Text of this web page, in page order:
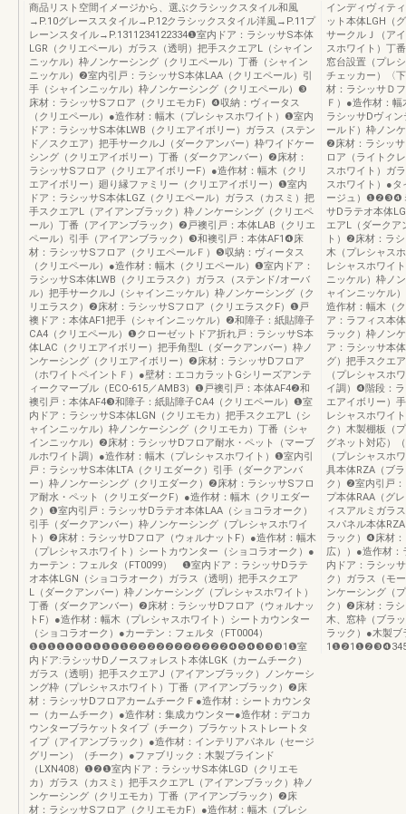
商品リスト空間イメージから、選ぶクラシックスタイル和風
→P.10グレーススタイル→P.12クラシックスタイル洋風→P.11プ
レーンスタイル→P.1311234122334❶室内ドア：ラシッサS本体
LGR（クリエペール）ガラス（透明）把手スクエアL（シャイン
ニッケル）枠ノンケーシング（クリエペール）丁番（シャイン
ニッケル）❷室内引戸：ラシッサS本体LAA（クリエペール）引
手（シャインニッケル）枠ノンケーシング（クリエペール）❸
床材：ラシッサSフロア（クリエモカF）❹収納：ヴィータス
（クリエペール）●造作材：幅木（プレシャスホワイト）❶室内
ドア：ラシッサS本体LWB（クリエアイボリー）ガラス（ステン
ド／スクエア）把手サークルJ（ダークアンバー）枠ワイドケー
シング（クリエアイボリー）丁番（ダークアンバー）❷床材：
ラシッサSフロア（クリエアイボリーF）●造作材：幅木（クリ
エアイボリー）廻り縁ファミリー（クリエアイボリー）❶室内
ドア：ラシッサS本体LGZ（クリエペール）ガラス（カスミ）把
手スクエアL（アイアンブラック）枠ノンケーシング（クリエペ
ール）丁番（アイアンブラック）❷戸襖引戸：本体LAB（クリエ
ペール）引手（アイアンブラック）❸和襖引戸：本体AF1❹床
材：ラシッサSフロア（クリエペールＦ）❺収納：ヴィータス
（クリエペール）●造作材：幅木（クリエペール）❶室内ドア：
ラシッサS本体LWB（クリエラスク）ガラス（ステンド/オーバ
ル）把手サークルJ（シャインニッケル）枠ノンケーシング（ク
リエラスク）❷床材：ラシッサSフロア（クリエラスクF）❶戸
襖ドア：本体AF1把手（シャインニッケル）❷和障子：紙貼障子
CA4（クリエペール）❶クローゼットドア折れ戸：ラシッサS本
体LAC（クリエアイボリー）把手角型L（ダークアンバー）枠ノ
ンケーシング（クリエアイボリー）❷床材：ラシッサDフロア
（ホワイトペイントＦ）●壁材：エコカラットGシリーズアンテ
ィークマーブル（ECO-615／AMB3）❶戸襖引戸：本体AF4❷和
襖引戸：本体AF4❸和障子：紙貼障子CA4（クリエペール）❶室
内ドア：ラシッサS本体LGN（クリエモカ）把手スクエアL（シ
ャインニッケル）枠ノンケーシング（クリエモカ）丁番（シャ
インニッケル）❷床材：ラシッサDフロア耐水・ペット（マーブ
ルホワイト調）●造作材：幅木（プレシャスホワイト）❶室内引
戸：ラシッサS本体LTA（クリエダーク）引手（ダークアンバ
ー）枠ノンケーシング（クリエダーク）❷床材：ラシッサSフロ
ア耐水・ペット（クリエダークF）●造作材：幅木（クリエダー
ク）❶室内引戸：ラシッサDラテオ本体LAA（ショコラオーク）
引手（ダークアンバー）枠ノンケーシング（プレシャスホワイ
ト）❷床材：ラシッサDフロア（ウォルナットF）●造作材：幅木
（プレシャスホワイト）シートカウンター（ショコラオーク）●
カーテン：フェルタ（FT0099） ❶室内ドア：ラシッサDラテ
オ本体LGN（ショコラオーク）ガラス（透明）把手スクエア
L（ダークアンバー）枠ノンケーシング（プレシャスホワイト）
丁番（ダークアンバー）❷床材：ラシッサDフロア（ウォルナッ
トF）●造作材：幅木（プレシャスホワイト）シートカウンター
（ショコラオーク）●カーテン：フェルタ（FT0004）
❶❶❶❶❶❶❶❶❶❶❶❷❷❷❷❷❷❷❷❷❷❷❹❺❹❸❸❸1❶室
内ドア:ラシッサDノースフォレスト本体LGK（カームチーク）
ガラス（透明）把手スクエアJ（アイアンブラック）ノンケーシ
ング枠（プレシャスホワイト）丁番（アイアンブラック）❷床
材：ラシッサDフロアカームチークＦ●造作材：シートカウンタ
ー（カームチーク）●造作材：集成カウンター●造作材：デコカ
ウンターブラケットタイプ（チーク）ブラケットストレートタ
イプ（アイアンブラック）●造作材：インテリアパネル（セージ
グリーン）（チーク）●ファブリック：木製ブラインド
（LXN408）❶❷❶室内ドア：ラシッサS本体LGD（クリエモ
カ）ガラス（カスミ）把手スクエアL（アイアンブラック）枠ノ
ンケーシング（クリエモカ）丁番（アイアンブラック）❷床
材：ラシッサSフロア（クリエモカF）●造作材：幅木（プレシ
インディヴィテ
ット本体LGH（
サークルＪ（ア
スホワイト）丁
窓台設置（プレ
チェッカー）〈
材：ラシッサＤ
Ｆ）●造作材：
ラシッサDヴィ
ールド）枠ノン
❷床材：ラシッ
ロア（ライトク
スホワイト）ガ
スホワイト）●タ
ージュ）❶❷❸❹
サDラテオ本体
エアL（ダークア
ト）❷床材：ラ
木（プレシャス
レシャスホワイ
ニッケル）枠ノ
ャインニッケル
造作材：幅木
ア：ラフィス本
ラック）枠ノン
ア：ラシッサ本
グ）把手スクエ
（プレシャスホ
イ調）❹階段：
エアイボリー）
レシャスホワイ
ク）木製棚板（
グネット対応）
（プレシャスホ
具本体RZA（ブ
ク）❷室内引戸
プ本体RAA（グ
ィスアルミガラ
スパネル本体
ラック）❹床材
広））●造作材
内ドア：ラシッ
ク）ガラス（モ
ンケーシング（
ク）❷床材：ラ
木、窓枠（ブラ
ラック）●木製ブ
1❶❷1❶❷❸❹345